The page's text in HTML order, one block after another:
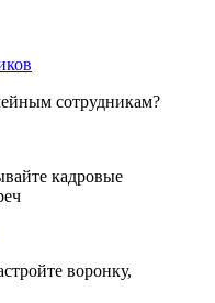
сотрудникам?
кадровые
воронку,